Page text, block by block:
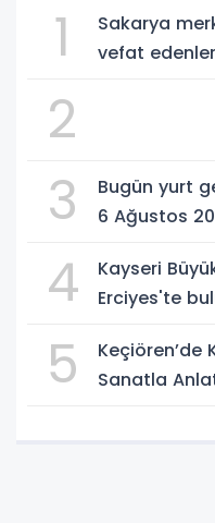
1
Sakarya
vefat
2
3
Bugün yurt
6 Ağustos
4
Kayseri
Erciyes'te
5
Keçiören’de
Sanatla